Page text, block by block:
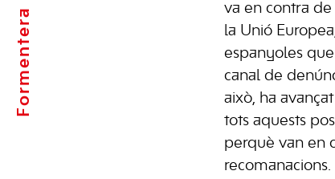
Formentera
va en contra
la Unió
espanyoles
canal de
això, ha
tots aquests
perquè van en
recomanacions.